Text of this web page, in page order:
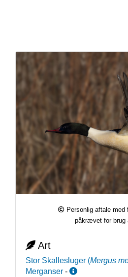
Personlig aftale med
påkrævet for brug
Art
Stor Skallesluger (Mergus
Merganser -